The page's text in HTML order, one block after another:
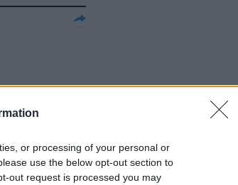
or processing of your personal or
use the below opt-out section to
out request is processed you may